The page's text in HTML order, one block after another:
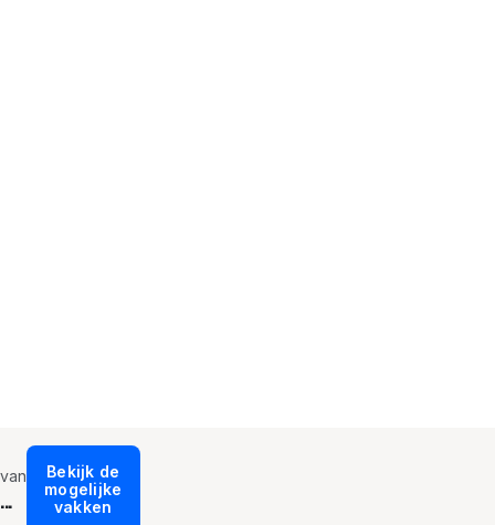
van
...
Bekijk de
mogelijke
vakken